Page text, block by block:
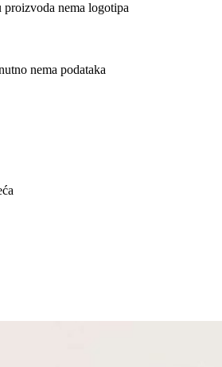
nema logotipa
nema podataka